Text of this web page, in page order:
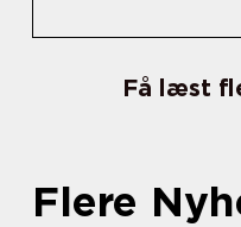
Få læst
Flere